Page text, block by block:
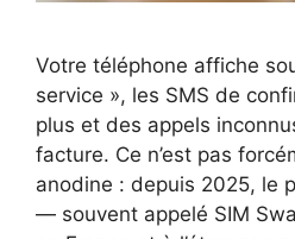
Votre téléphone affiche
service », les SMS de
plus et des appels
facture. Ce n’est pas
anodine : depuis 2025, le
— souvent appelé SIM